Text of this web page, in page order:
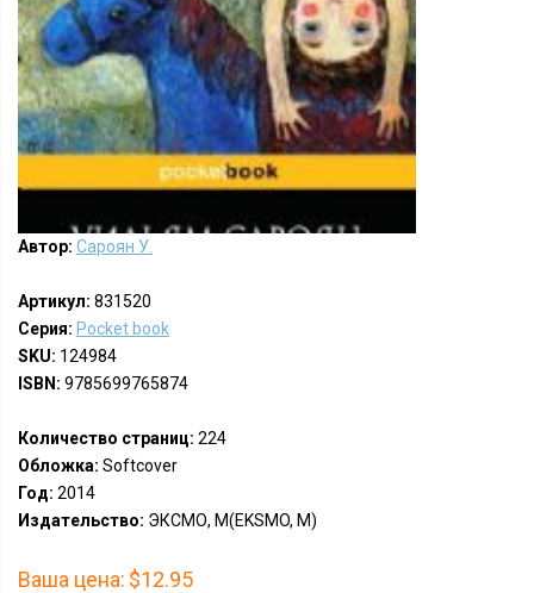
Автор: Сароян У.
Артикул: 831520
Серия: Pocket book
SKU: 124984
ISBN: 9785699765874
Количество страниц: 224
Обложка: Softcover
Год: 2014
Издательство: ЭКСМО, М(EKSMO, M)
Ваша цена: $12.95